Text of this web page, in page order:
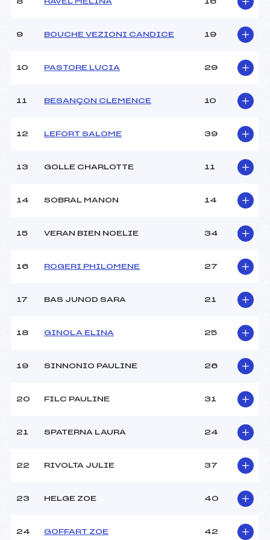
Ouvreurs D :
NICOULLAUD (CA)
Météo :
Nombre de portes :
37
Traceur :
NIETZEL (CA)
ROBIN (CA)
PASQUETTI (CA)
Ouvreurs C :
SKRABO (CA)
Ouvreurs E :
Pénalité appliquée :
125.6900
8 RAVEL MELINA 16
9 BOUCHE VEZIONI CANDICE 19
10 PASTORE LUCIA 29
11 BESANÇON CLEMENCE 10
12 LEFORT SALOME 39
13 GOLLE CHARLOTTE 11
14 SOBRAL MANON 14
15 VERAN BIEN NOELIE 34
16 ROGERI PHILOMENE 27
17 BAS JUNOD SARA 21
18 GINOLA ELINA 25
19 SINNONIO PAULINE 26
20 FILC PAULINE 31
21 SPATERNA LAURA 24
22 RIVOLTA JULIE 37
23 HELGE ZOE 40
24 GOFFART ZOE 42